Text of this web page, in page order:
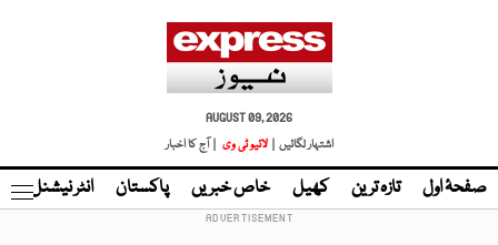
AUGUST 09, 2026
اشتہار لگائیں |
لائیو ٹی وی | آج کا اخبار
صفحۂ اول تازہ ترین کھیل خاص خبریں پاکستان انٹر نیشنل